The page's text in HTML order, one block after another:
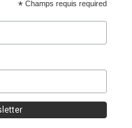
* Champs requis required